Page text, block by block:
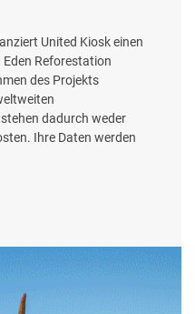
United Kiosk einen
Reforestation
des Projekts
dadurch weder
Ihre Daten werden